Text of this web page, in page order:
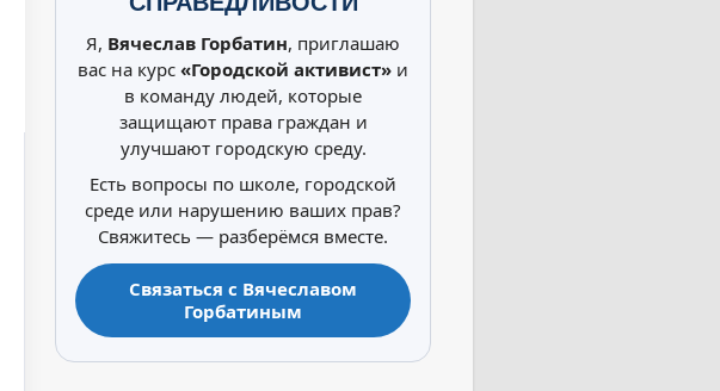
Я, Вячеслав Горбатин, приглашаю
вас на курс «Городской активист» и
в команду людей, которые
защищают права граждан и
улучшают городскую среду.
Есть вопросы по школе, городской
среде или нарушению ваших прав?
Свяжитесь — разберёмся вместе.
Связаться с Вячеславом
Горбатиным